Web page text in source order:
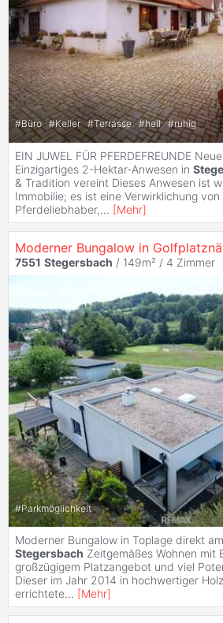
#Büro #Keller #Terrasse #hell #ruhig
EIN JUWEL FÜR PFERDEFREUNDE
Einzigartiges 2-Hektar-Anwesen in
& Tradition vereint Dieses Anwesen ist
Immobilie; es ist eine Verwirklichung von
Pferdeliebhaber,... [Mehr]
7551 Stegersbach / 149m² / 4 Zimmer
#Parkmöglichkeit
Moderner Bungalow in Toplage direkt
Stegersbach Zeitgemäßes Wohnen mit
großzügigem Platzangebot und viel
Dieser im Jahr 2014 in hochwertiger
errichtete... [Mehr]